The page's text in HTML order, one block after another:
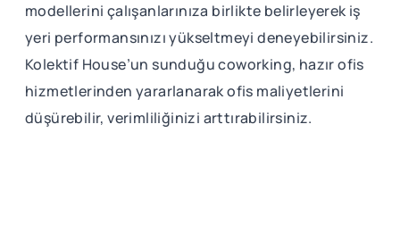
modellerini çalışanlarınıza birlikte belirleyerek iş
yeri performansınızı yükseltmeyi deneyebilirsiniz.
Kolektif House’un sunduğu coworking, hazır ofis
hizmetlerinden yararlanarak ofis maliyetlerini
düşürebilir, verimliliğinizi arttırabilirsiniz.